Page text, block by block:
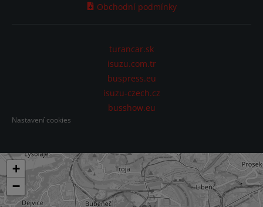
Obchodní podmínky
turancar.sk
isuzu.com.tr
buspress.eu
isuzu-czech.cz
busshow.eu
Nastavení cookies
+
−